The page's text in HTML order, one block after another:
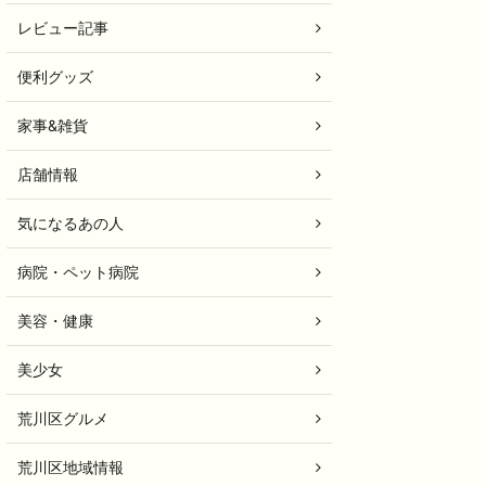
レビュー記事
便利グッズ
家事&雑貨
店舗情報
気になるあの人
病院・ペット病院
美容・健康
美少女
荒川区グルメ
荒川区地域情報